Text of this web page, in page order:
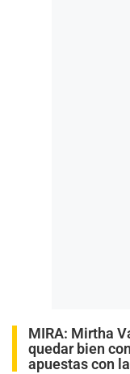
MIRA: Mirtha
quedar bien
apuestas con